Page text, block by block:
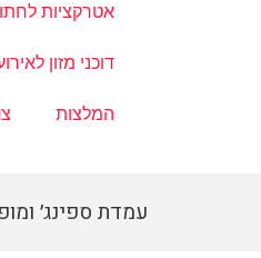
אטרקציות
דוכני מזון
המלצות
עמדת ספינג׳